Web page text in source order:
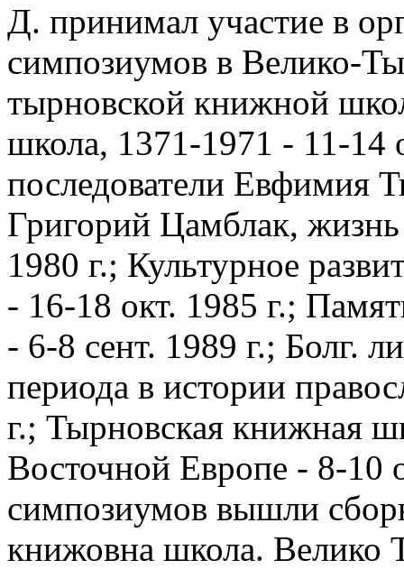
Д. принимал участие в
симпозиумов в Велико-
тырновской книжной
школа, 1371-1971 - 11-14
последователи Евфимия
Григорий Цамблак,
1980 г.; Культурное
- 16-18 окт. 1985 г.;
- 6-8 сент. 1989 г.; Болг.
периода в истории
г.; Тырновская книжная
Восточной Европе - 8-10
симпозиумов вышли
книжовна школа. Велико